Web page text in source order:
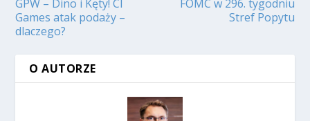
GPW – Dino i Kęty! CI
Games atak podaży –
dlaczego?
FOMC w 296. tygodniu
Stref Popytu
O AUTORZE